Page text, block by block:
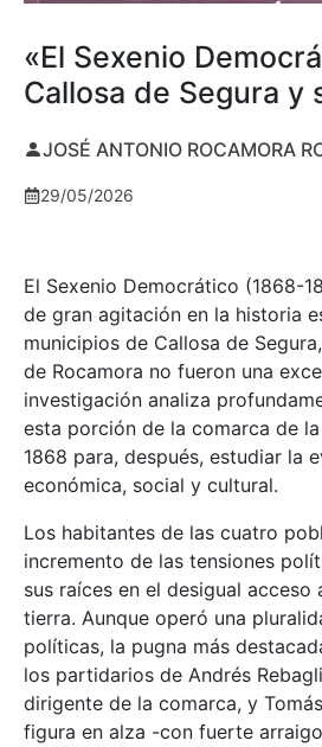
«El Sexenio
Callosa de Segura y
JOSÉ ANTONIO ROCAMORA
29/05/2026
El Sexenio Democrático (1868-
de gran agitación en la historia
municipios de Callosa de
de Rocamora no fueron una
investigación analiza
esta porción de la comarca de
1868 para, después, estudiar la
económica, social y cultural.
Los habitantes de las cuatro
incremento de las tensiones
sus raíces en el desigual
tierra. Aunque operó una
políticas, la pugna más
los partidarios de Andrés
dirigente de la comarca, y
figura en alza -con fuerte